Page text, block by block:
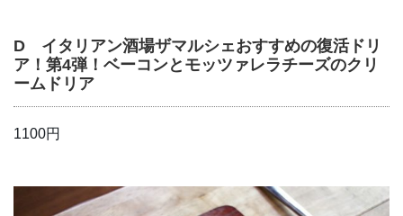
D イタリアン酒場ザマルシェおすすめの復活ドリ
ア！第4弾！ベーコンとモッツァレラチーズのクリ
ームドリア
1100円